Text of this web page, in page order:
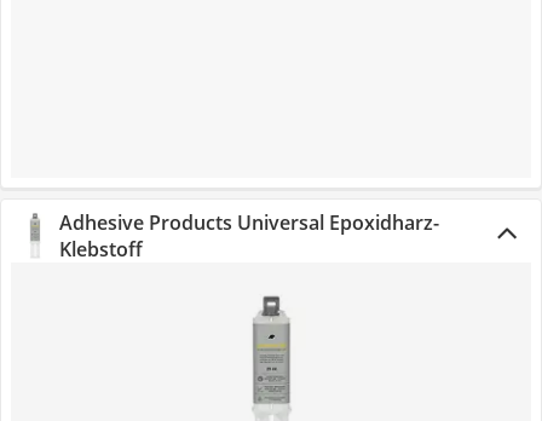
Adhesive Products Universal Epoxidharz-
Klebstoff